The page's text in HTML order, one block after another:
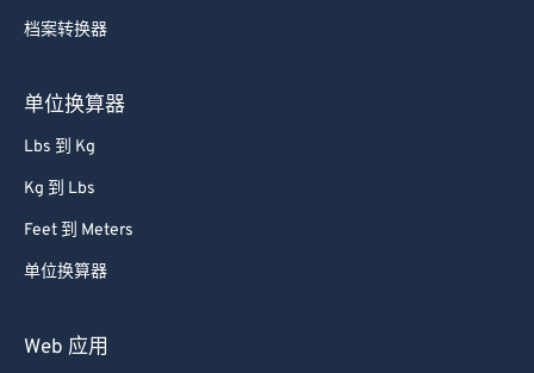
档案转换器
单位换算器
Lbs 到 Kg
Kg 到 Lbs
Feet 到 Meters
单位换算器
Web 应用